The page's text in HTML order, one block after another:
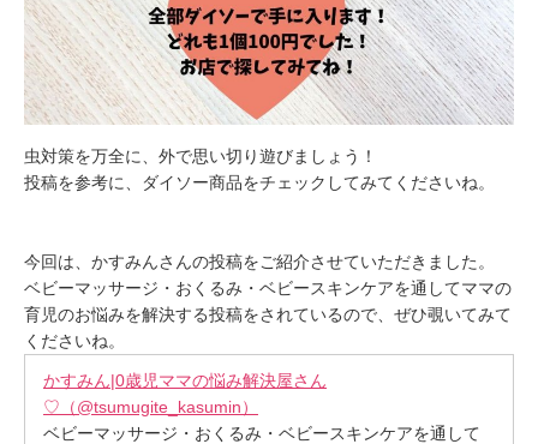
虫対策を万全に、外で思い切り遊びましょう！
投稿を参考に、ダイソー商品をチェックしてみてくださいね。
今回は、かすみんさんの投稿をご紹介させていただきました。
ベビーマッサージ・おくるみ・ベビースキンケアを通してママの
育児のお悩みを解決する投稿をされているので、ぜひ覗いてみて
くださいね。
かすみん|0歳児ママの悩み解決屋さん
♡（@tsumugite_kasumin）
ベビーマッサージ・おくるみ・ベビースキンケアを通して